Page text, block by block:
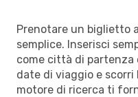
Prenotare un biglietto
semplice. Inserisci
come città di partenza
date di viaggio e scorri
motore di ricerca ti